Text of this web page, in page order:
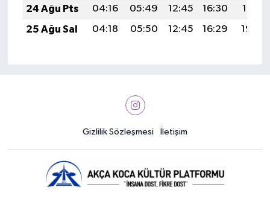
24 Ağu Pts
04:16 05:49 12:45 16:30
19:31
25 Ağu Sal
04:18 05:50 12:45 16:29 19:29
Gizlilik Sözleşmesi İletişim